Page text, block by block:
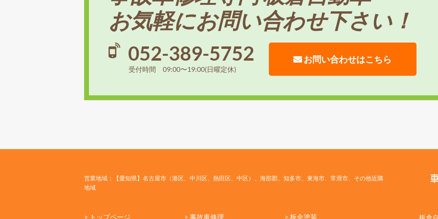
お気軽にお問い合わせ下さい！
052-389-5752
受付時間 09:00〜19:00(日曜定休)
お問い合わせはこちら
営業地域：【愛知県】名古屋市（港区、中川区、熱田区、中区）、海部郡、知多市、東海市、常滑市、その他近隣
地域
> トップページ > 事故車修理 > 板金塗装 板倉